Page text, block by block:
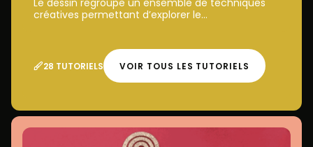
Le dessin regroupe un ensemble de techniques
créatives permettant d’explorer le...
28 TUTORIELS VOIR TOUS LES TUTORIELS